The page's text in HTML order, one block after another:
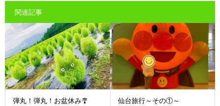
関連記事
弾丸！弾丸！お盆休み🎐 仙台旅行～その①～